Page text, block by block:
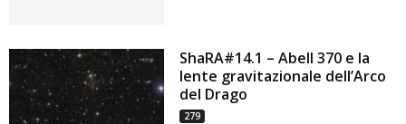
ShaRA#14.1 – Abell 370 e la
lente gravitazionale dell’Arco
del Drago
279